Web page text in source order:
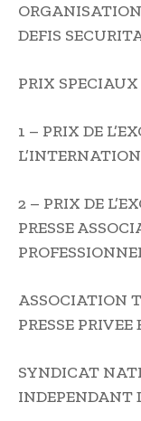
DEFIS
PRIX SPECIAUX
1 – PRIX DE
2 – PRIX DE
PRESSE
ASSOCIATION
PRESSE
SYNDICAT
INDEPENDANT